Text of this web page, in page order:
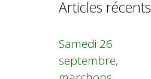
Articles récents
Samedi 26
septembre,